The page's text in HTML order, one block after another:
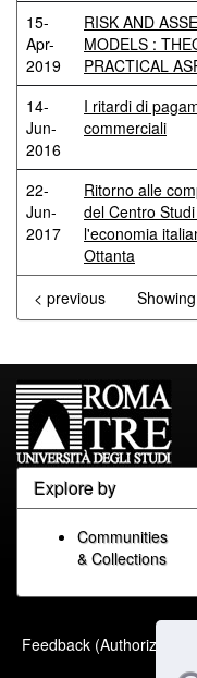
15-
Apr-
2019
RISK AND
MODELS :
PRACTICAL
14-
Jun-
2016
I ritardi di
commerciali
22-
Jun-
2017
Ritorno alle
del Centro
l'economia
Ottanta
< previous
Explore by
Communities
& Collections
Feedback (Authorized